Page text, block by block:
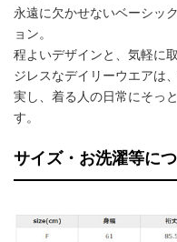
永遠に欠かせないベーシッ
ョン。
程よいデザインと、気軽に
ジレスなデイリーウエアは
実し、着る人の日常にそっ
す。
サイズ・お洗濯等に